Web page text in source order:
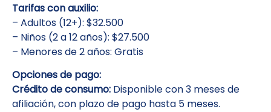
Tarifas con auxilio:
– Adultos (12+): $32.500
– Niños (2 a 12 años): $27.500
– Menores de 2 años: Gratis
Opciones de pago:
Crédito de consumo: Disponible con 3 meses de
afiliación, con plazo de pago hasta 5 meses.